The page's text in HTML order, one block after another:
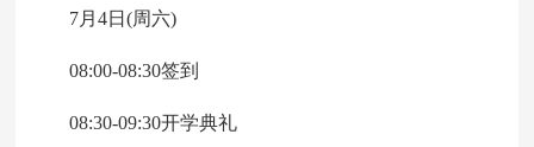
7月4日(周六)
08:00-08:30签到
08:30-09:30开学典礼